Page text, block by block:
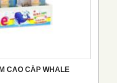
CAO CẤP WHALE